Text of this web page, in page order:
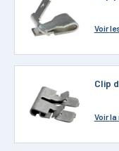
Voir
Clip
Voirla